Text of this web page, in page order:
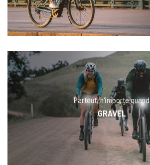
Partout, n'importe quand
GRAVEL